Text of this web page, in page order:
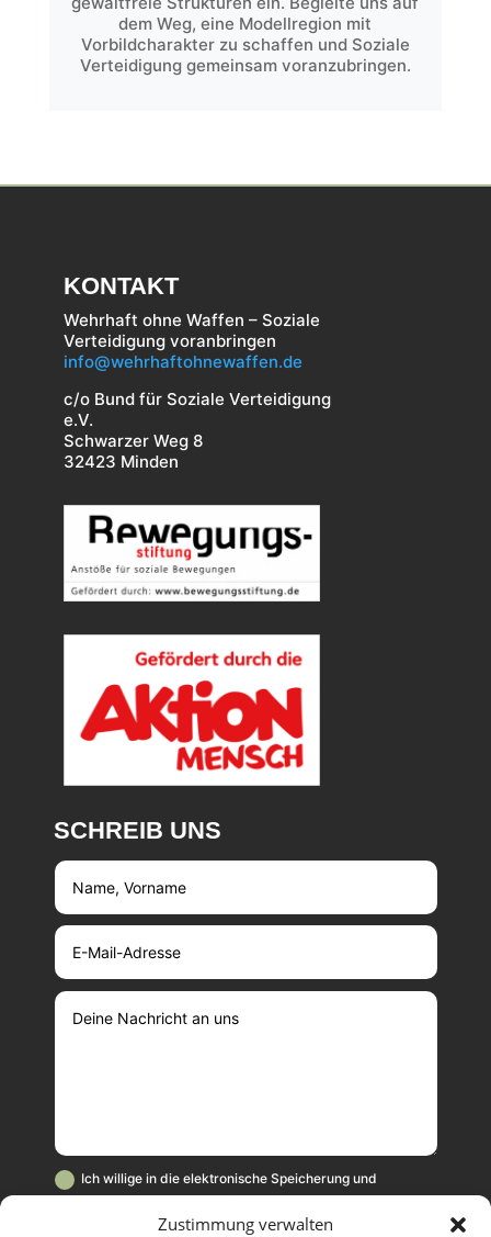
Zustimmung verwalten
dem Weg, eine Modellregion mit
Vorbildcharakter zu schaffen und Soziale
Verteidigung gemeinsam voranzubringen.
KONTAKT
Wehrhaft ohne Waffen – Soziale
Verteidigung voranbringen
info@wehrhaftohnewaffen.de
c/o Bund für Soziale Verteidigung
e.V.
Schwarzer Weg 8
32423 Minden
SCHREIB UNS
Ich willige in die elektronische Speicherung und
Verarbeitung meiner Daten für die Zwecke der Kampagne
"Wehrhaft ohne Waffen" ein. Diese Einwilligung kann jederzeit